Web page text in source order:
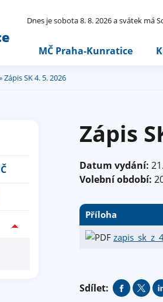
Dnes je sobota 8. 8. 2026 a svátek má
MČ Praha-Kunratice
Zápis SK 4. 5. 2026
Zápis
Datum vydání:
Volební období:
Příloha
Sdílet: